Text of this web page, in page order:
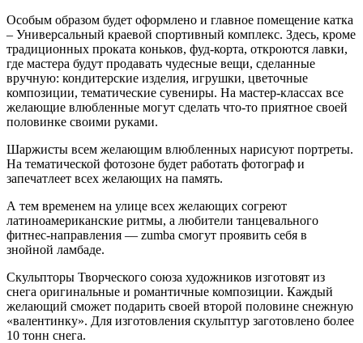
Особым образом будет оформлено и главное помещение катка
– Универсальный краевой спортивный комплекс. Здесь, кроме
традиционных проката коньков, фуд-корта, откроются лавки,
где мастера будут продавать чудесные вещи, сделанные
вручную: кондитерские изделия, игрушки, цветочные
композиции, тематические сувениры. На мастер-классах все
желающие влюбленные могут сделать что-то приятное своей
половинке своими руками.
Шаржисты всем желающим влюбленных нарисуют портреты.
На тематической фотозоне будет работать фотограф и
запечатлеет всех желающих на память.
А тем временем на улице всех желающих согреют
латиноамериканские ритмы, а любители танцевального
фитнес-направления — zumba смогут проявить себя в
знойной ламбаде.
Скульпторы Творческого союза художников изготовят из
снега оригинальные и романтичные композиции. Каждый
желающий сможет подарить своей второй половине снежную
«валентинку». Для изготовления скульптур заготовлено более
10 тонн снега.